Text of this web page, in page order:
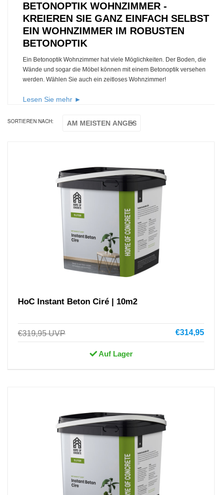
BETONOPTIK WOHNZIMMER -
KREIEREN SIE GANZ EINFACH SELBST
EIN WOHNZIMMER IM ROBUSTEN
BETONOPTIK
Ein Betonoptik Wohnzimmer hat viele Möglichkeiten. Der Boden, die
Wände und sogar die Möbel können mit einem Betonoptik versehen
werden. Wählen Sie auch ein zeitloses Wohnzimmer!
Lesen Sie mehr ►
SORTIEREN NACH:
HoC Instant Beton Ciré | 10m2
€319,95UVP €314,95
Auf Lager